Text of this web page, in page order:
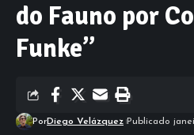
do Fauno por
Funke”
PorDiego Velázquez Publicado